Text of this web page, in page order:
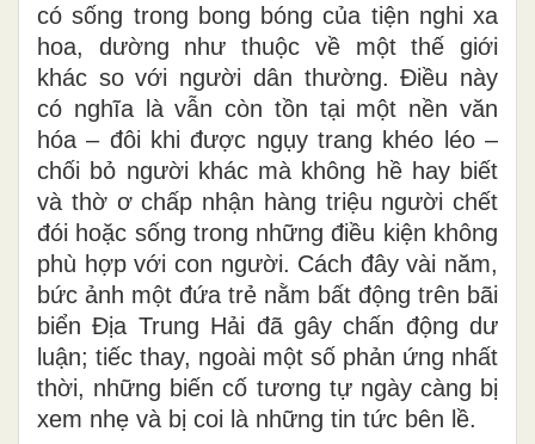
có sống trong bong bóng của tiện nghi xa
hoa, dường như thuộc về một thế giới
khác so với người dân thường. Điều này
có nghĩa là vẫn còn tồn tại một nền văn
hóa – đôi khi được ngụy trang khéo léo –
chối bỏ người khác mà không hề hay biết
và thờ ơ chấp nhận hàng triệu người chết
đói hoặc sống trong những điều kiện không
phù hợp với con người. Cách đây vài năm,
bức ảnh một đứa trẻ nằm bất động trên bãi
biển Địa Trung Hải đã gây chấn động dư
luận; tiếc thay, ngoài một số phản ứng nhất
thời, những biến cố tương tự ngày càng bị
xem nhẹ và bị coi là những tin tức bên lề.